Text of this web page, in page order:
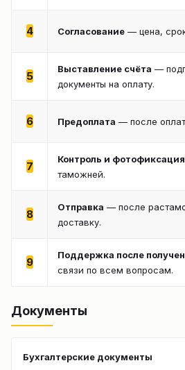
4 Согласование — цена,
5
Выставление счёта —
документы на оплату.
6 Предоплата — после
7
Контроль и фотофиксация
таможней.
8
Отправка — после
доставку.
9
Поддержка после
связи по всем вопросам.
Документы
Бухгалтерские документы